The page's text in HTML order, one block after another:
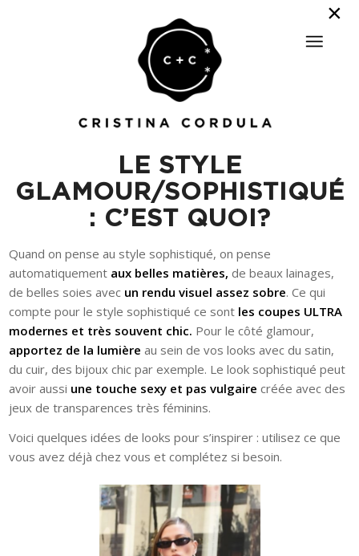
LE STYLE
GLAMOUR/SOPHISTIQUÉ
: C’EST QUOI?
Quand on pense au style sophistiqué, on pense
automatiquement aux belles matières,de beaux lainages,
de belles soies avec un rendu visuel assez sobre. Ce qui
compte pour le style sophistiqué ce sont les coupes ULTRA
modernes et très souvent chic. Pour le côté glamour,
apportez de la lumière au sein de vos looks avec du satin,
du cuir, des bijoux chic par exemple. Le look sophistiqué peut
avoir aussi une touche sexy et pas vulgaire créée avec des
jeux de transparences très féminins.
Voici quelques idées de looks pour s’inspirer : utilisez ce que
vous avez déjà chez vous et complétez si besoin.